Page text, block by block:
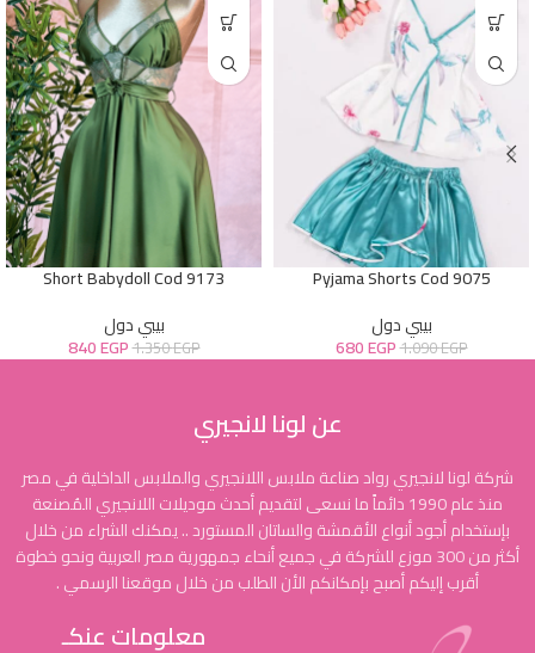
Pyjama Shorts Cod 9075
بيبي دول
1.090EGP
680EGP
Short Babydoll Cod 9173
بيبي دول
1.350EGP
840EGP
عن لونا لانجيري
شركة لونا لانجيري رواد صناعة ملابس اللانجيري والملابس الداخلية في مصر
منذ عام 1990 دائماً ما نسعى لتقديم أحدث موديلات اللانجيري المُصنعة
بإستخدام أجود أنواع الأقمشة والساتان المستورد .. يمكنك الشراء من خلال
أكثر من 300 موزع للشركة في جميع أنحاء جمهورية مصر العربية ونحو خطوة
أقرب إليكم أصبح بإمكانكم الأن الطلب من خلال موقعنا الرسمي .
معلومات عنكـ